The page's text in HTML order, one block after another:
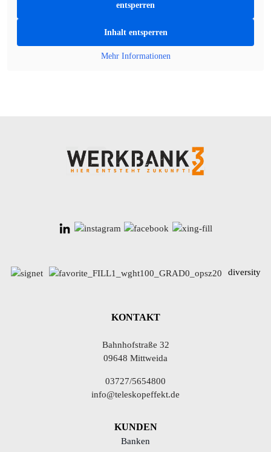
entsperren
Inhalt entsperren
Mehr Informationen
diversity
KONTAKT
Bahnhofstraße 32
09648 Mittweida
03727/5654800
info@teleskopeffekt.de
KUNDEN
Banken